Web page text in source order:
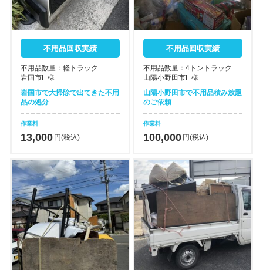
不用品回収実績
不用品数量：軽トラック
岩国市F 様
岩国市で大掃除で出てきた不用
品の処分
作業料
13,000 円(税込)
不用品回収実績
不用品数量：4トントラック
山陽小野田市F 様
山陽小野田市で不用品積み放題
のご依頼
作業料
100,000 円(税込)